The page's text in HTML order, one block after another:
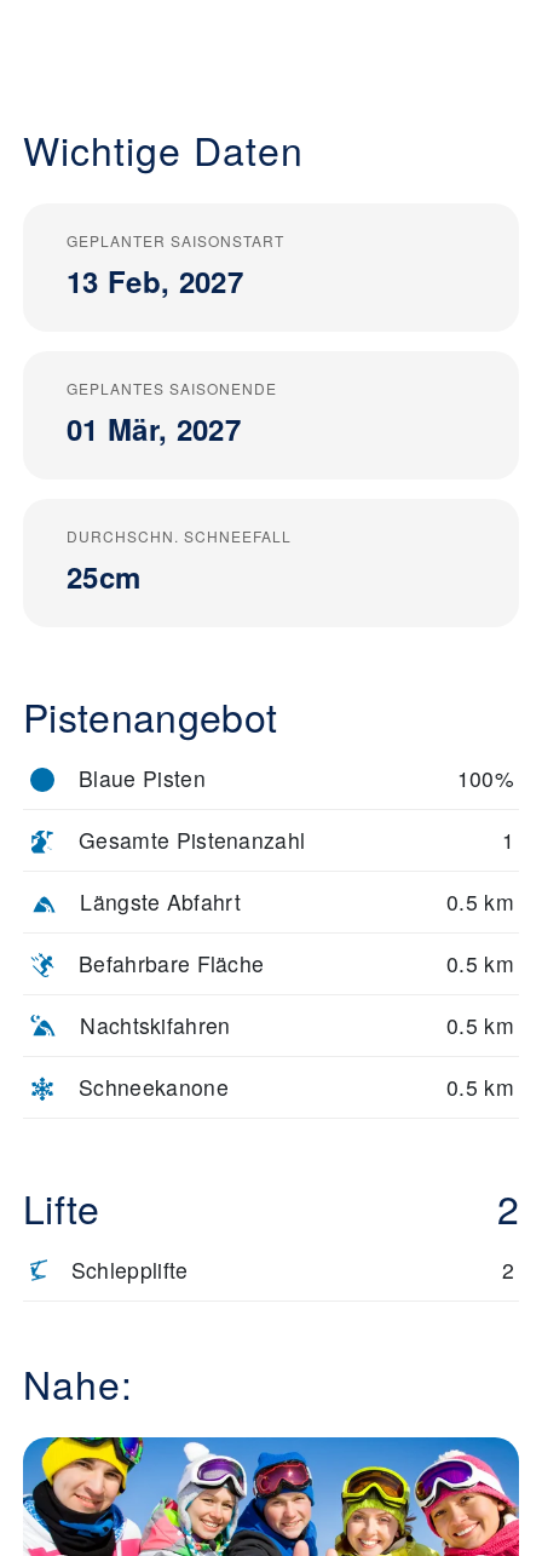
Wichtige Daten
GEPLANTER SAISONSTART
13 Feb, 2027
GEPLANTES SAISONENDE
01 Mär, 2027
DURCHSCHN. SCHNEEFALL
25cm
Pistenangebot
Blaue Pisten 100%
Gesamte Pistenanzahl 1
Längste Abfahrt 0.5 km
Befahrbare Fläche 0.5 km
Nachtskifahren 0.5 km
Schneekanone 0.5 km
Lifte 2
Schlepplifte 2
Nahe: